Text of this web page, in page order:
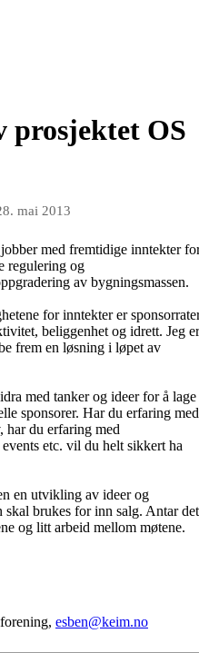
prosjektet OS
mai 2013
med fremtidige inntekter
regulering og
av bygningsmassen.
for inntekter er
beliggenhet og idrett. Jeg er
frem en løsning i løpet av
med tanker og ideer for å lage
sponsorer. Har du erfaring med
har du erfaring med
etc. vil du helt sikkert ha
en utvikling av ideer og
skal brukes for inn salg. Antar det
og litt arbeid mellom møtene.
esben@keim.no